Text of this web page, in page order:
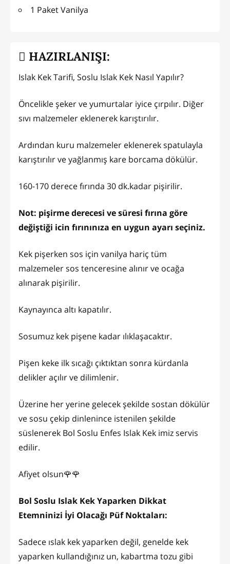
1 Paket Vanilya
HAZIRLANIŞI:
Islak Kek Tarifi, Soslu Islak Kek Nasıl Yapılır?
Öncelikle şeker ve yumurtalar iyice çırpılır. Diğer
sıvı malzemeler eklenerek karıştırılır.
Ardından kuru malzemeler eklenerek spatulayla
karıştırılır ve yağlanmış kare borcama dökülür.
160-170 derece fırında 30 dk.kadar pişirilir.
Not: pişirme derecesi ve süresi fırına göre
değiştiği icin fırınınıza en uygun ayarı seçiniz.
Kek pişerken sos için vanilya hariç tüm
malzemeler sos tenceresine alınır ve ocağa
alınarak pişirilir.
Kaynayınca altı kapatılır.
Sosumuz kek pişene kadar ılıklaşacaktır.
Pişen keke ilk sıcağı çıktıktan sonra kürdanla
delikler açılır ve dilimlenir.
Üzerine her yerine gelecek şekilde sostan dökülür
ve sosu çekip dinlenince istenilen şekilde
süslenerek Bol Soslu Enfes Islak Kek imiz servis
edilir.
Afiyet olsun🌹🌹
Bol Soslu Islak Kek Yaparken Dikkat
Etemninizi İyi Olacağı Püf Noktaları:
Sadece ıslak kek yaparken değil, genelde kek
yaparken kullandığınız un, kabartma tozu gibi